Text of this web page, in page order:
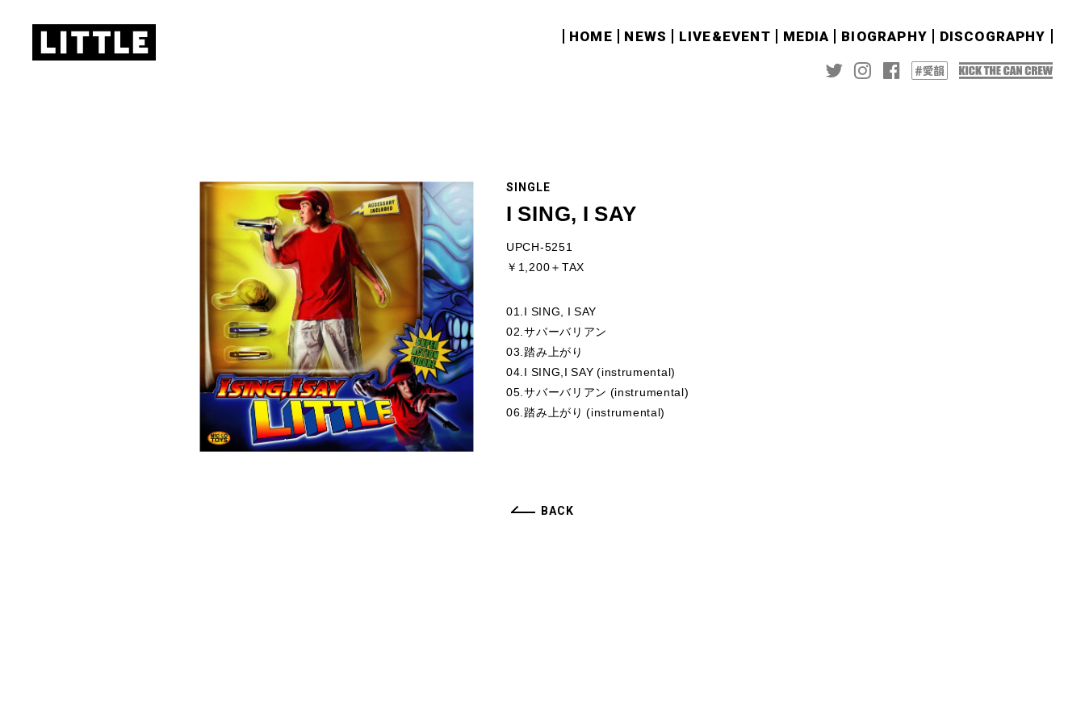
HOME NEWS LIVE&EVENT MEDIA BIOGRAPHY DISCOGRAPHY
SINGLE
I SING, I SAY
UPCH-5251
￥1,200＋TAX
01.I SING, I SAY
02.サバーバリアン
03.踏み上がり
04.I SING,I SAY (instrumental)
05.サバーバリアン (instrumental)
06.踏み上がり (instrumental)
BACK